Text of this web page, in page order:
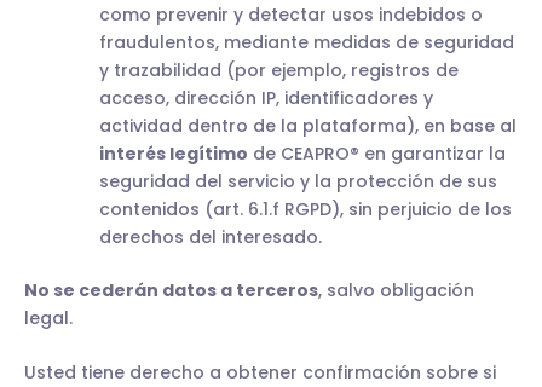
como prevenir y detectar usos indebidos o
fraudulentos, mediante medidas de seguridad
y trazabilidad (por ejemplo, registros de
acceso, dirección IP, identificadores y
actividad dentro de la plataforma), en base al
interés legítimo de CEAPRO® en garantizar la
seguridad del servicio y la protección de sus
contenidos (art. 6.1.f RGPD), sin perjuicio de los
derechos del interesado.
No se cederán datos a terceros, salvo obligación
legal.
Usted tiene derecho a obtener confirmación sobre si